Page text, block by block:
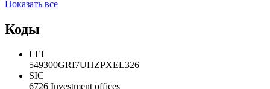
Nord Stream
Коды